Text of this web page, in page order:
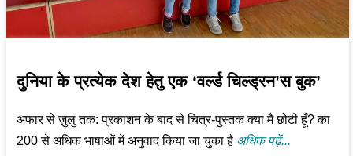
दुनिया के प्रत्येक देश हेतु एक ‘वर्ल्ड चिल्ड्रन’स बुक’
अफार से ज़ुलु तक: प्रकाशन के बाद से चित्र-पुस्तक क्या मैं छोटी हूँ? का
200 से अधिक भाषाओं में अनुवाद किया जा चुका है अधिक पढ़ें...